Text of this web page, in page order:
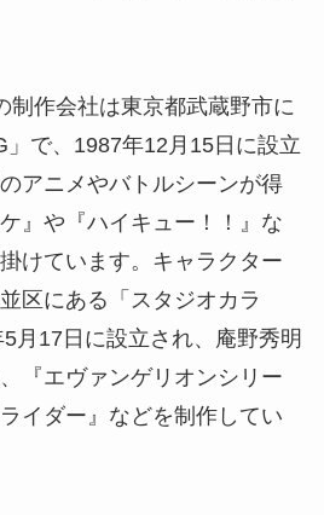
制作会社は東京都武蔵野市に
で、1987年12月15日に設立
アニメやバトルシーンが得
』や『ハイキュー！！』な
けています。キャラクター
区にある「スタジオカラ
月17日に設立され、庵野秀明
『エヴァンゲリオンシリー
イダー』などを制作してい